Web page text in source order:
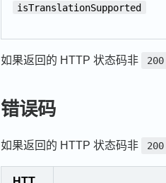
isTranslationSupported
如果返回的 HTTP 状态码非 200
错误码
如果返回的 HTTP 状态码非 200